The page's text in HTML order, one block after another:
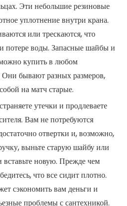
Эти небольшие резиновые
уплотнение внутри крана.
или трескаются, что
потере воды. Запасные шайбы и
купить в любом
Они бывают разных размеров,
на матч старые.
утечки и продлеваете
Вам не потребуются
отвертки и, возможно,
выньте старую шайбу или
вставьте новую. Прежде чем
что все сидит плотно.
сэкономить вам деньги и
проблемы с сантехникой.